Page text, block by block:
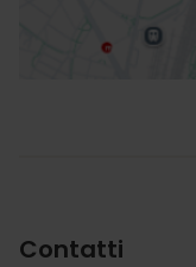
Contatti